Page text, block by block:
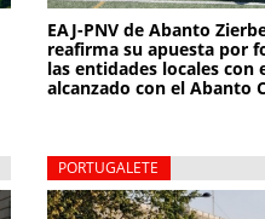
EAJ-PNV de Abanto
reafirma su apuesta por
las entidades locales con
alcanzado con el Abanto
PORTUGALETE